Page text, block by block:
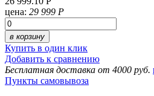
цена: 29 999 Р
в корзину
Купить в один клик
Добавить к сравнению
Бесплатная доставка от 4000 руб.
Пункты самовывоза